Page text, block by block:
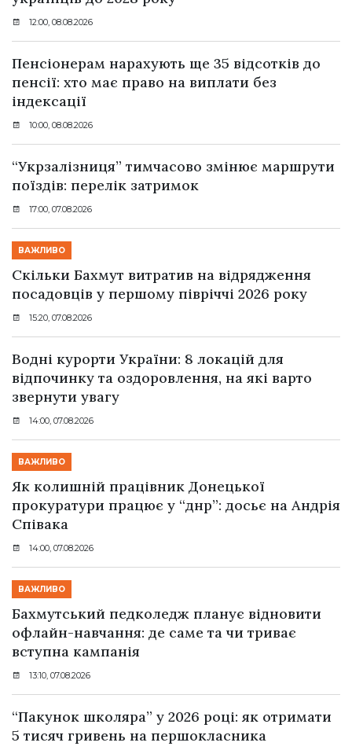
12:00, 08.08.2026
Пенсіонерам нарахують ще 35 відсотків до
пенсії: хто має право на виплати без
індексації
10:00, 08.08.2026
“Укрзалізниця” тимчасово змінює маршрути
поїздів: перелік затримок
17:00, 07.08.2026
ВАЖЛИВО
Скільки Бахмут витратив на відрядження
посадовців у першому півріччі 2026 року
15:20, 07.08.2026
Водні курорти України: 8 локацій для
відпочинку та оздоровлення, на які варто
звернути увагу
14:00, 07.08.2026
ВАЖЛИВО
Як колишній працівник Донецької
прокуратури працює у “днр”: досьє на Андрія
Співака
14:00, 07.08.2026
ВАЖЛИВО
Бахмутський педколедж планує відновити
офлайн-навчання: де саме та чи триває
вступна кампанія
13:10, 07.08.2026
“Пакунок школяра” у 2026 році: як отримати
5 тисяч гривень на першокласника